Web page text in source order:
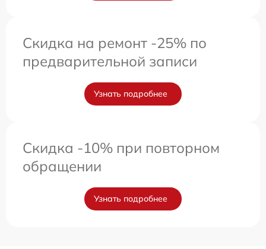
Скидка на ремонт -25% по
предварительной записи
Узнать подробнее
Скидка -10% при повторном
обращении
Узнать подробнее